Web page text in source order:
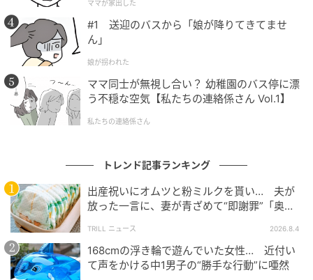
戻ってきたときは気付かず、出入口より奥にあるレジ
にいた私のところに来て、私を見た瞬間に「なかった
やんけゴルァ！」と怒鳴ってきました。一瞬、なぜ怒
鳴られているのか分かりませんでした。
「さっきの公衆電話のお客さんだ」と思い出し、こう
「なかったですか？すみません、他のスタッフが戻っ
て来ているので公衆電話の場所を聞いてきますね」
と、レジから離れようとしたら「逃げるな！」と怒鳴
られてしまいました（笑）。
結局、その怒鳴り声を聞いて、オーナーの奥様が出て
きてくださったので、公衆電話がありそうな場所を私
ママが家出した
#1 送迎のバスから「娘が降りてきてませ
ん」
娘が拐われた
ママ同士が無視し合い？ 幼稚園のバス停に漂
う不穏な空気【私たちの連絡係さん Vol.1】
私たちの連絡係さん
トレンド記事ランキング
出産祝いにオムツと粉ミルクを貰い… 夫が
放った一言に、妻が青ざめて“即謝罪”「奥様
TRILL ニュース 2026.8.4
168cmの浮き輪で遊んでいた女性… 近付い
て声をかける中1男子の“勝手な行動”に唖然